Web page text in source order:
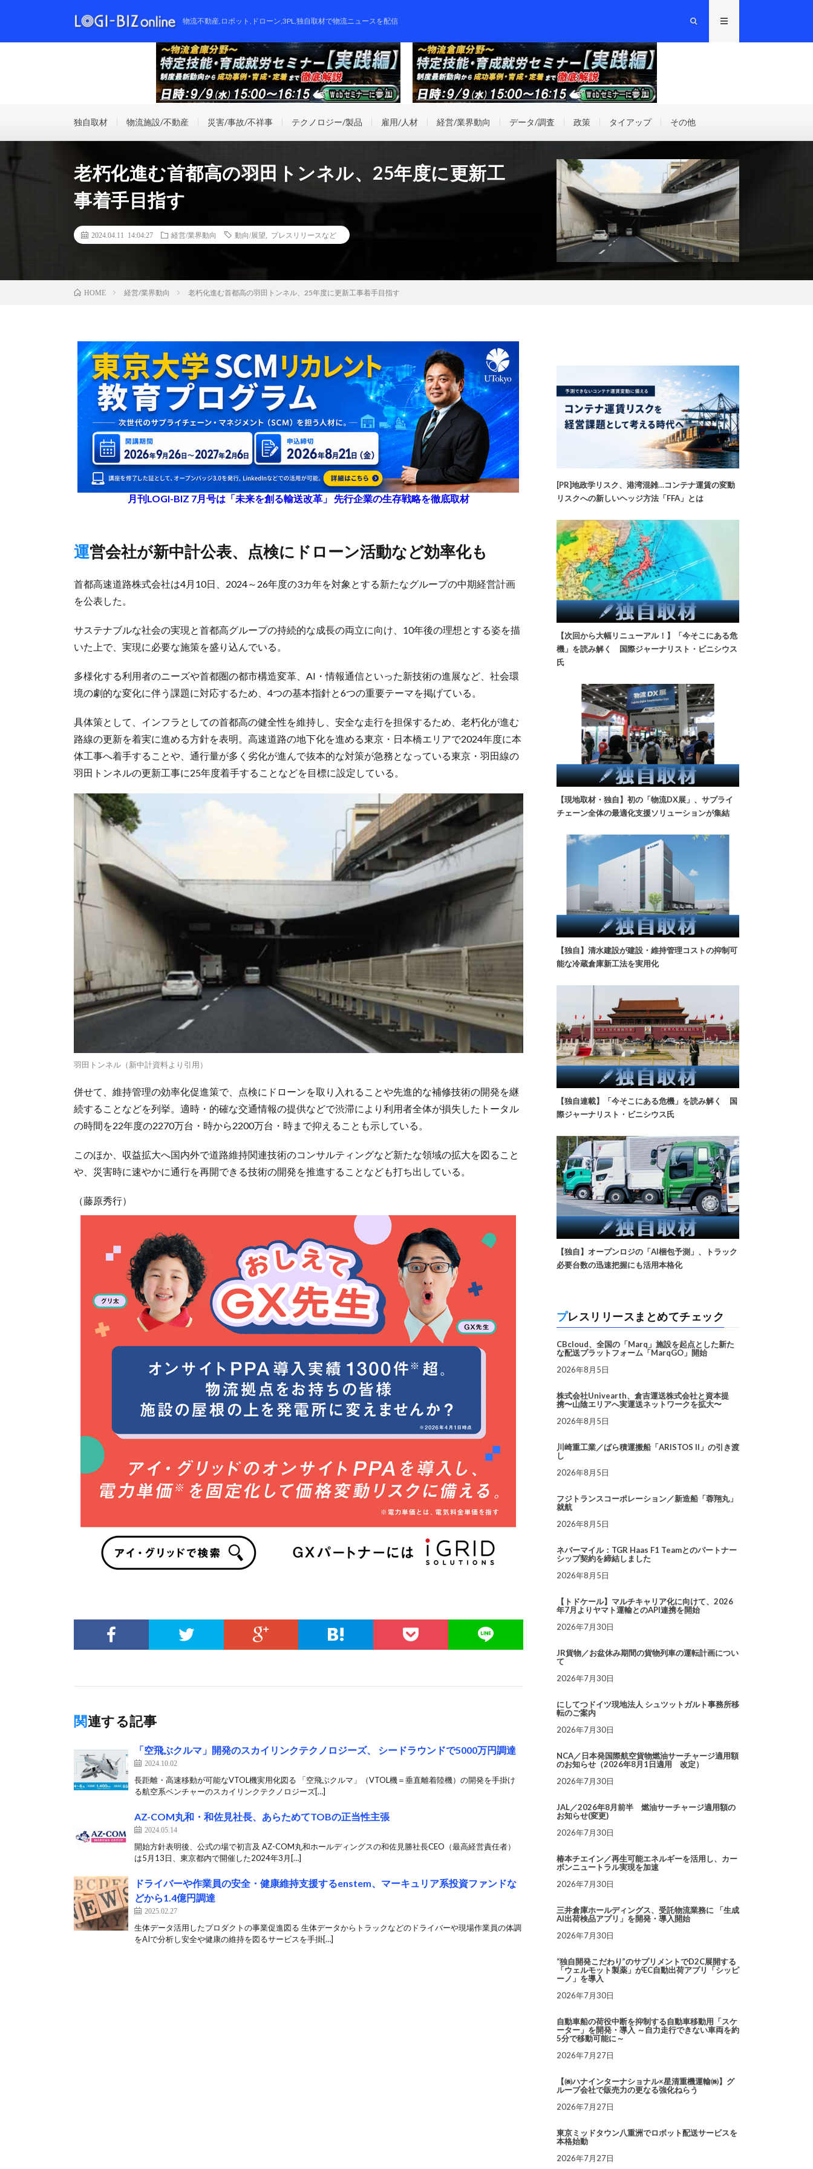
物流不動産,ロボット,ドローン,3PL,独自取材で物流ニュースを配信
独自取材 物流施設/不動産 災害/事故/不祥事 テクノロジー/製品 雇用/人材 経営/業界動向 データ/調査 政策 タイアップ その他
老朽化進む首都高の羽田トンネル、25年度に更新工
事着手目指す
2024.04.11 14:04:27 経営/業界動向 動向/展望 プレスリリースなど
HOME 経営/業界動向 老朽化進む首都高の羽田トンネル、25年度に更新工事着手目指す
月刊LOGI-BIZ 7月号は「未来を創る輸送改革」 先行企業の生存戦略を徹底取材
運営会社が新中計公表、点検にドローン活動など効率化も
首都高速道路株式会社は4月10日、2024～26年度の3カ年を対象とする新たなグループの中期経営計画
を公表した。
サステナブルな社会の実現と首都高グループの持続的な成長の両立に向け、10年後の理想とする姿を描
いた上で、実現に必要な施策を盛り込んでいる。
多様化する利用者のニーズや首都圏の都市構造変革、AI・情報通信といった新技術の進展など、社会環
境の劇的な変化に伴う課題に対応するため、4つの基本指針と6つの重要テーマを掲げている。
具体策として、インフラとしての首都高の健全性を維持し、安全な走行を担保するため、老朽化が進む
路線の更新を着実に進める方針を表明。高速道路の地下化を進める東京・日本橋エリアで2024年度に本
体工事へ着手することや、通行量が多く劣化が進んで抜本的な対策が急務となっている東京・羽田線の
羽田トンネルの更新工事に25年度着手することなどを目標に設定している。
羽田トンネル（新中計資料より引用）
併せて、維持管理の効率化促進策で、点検にドローンを取り入れることや先進的な補修技術の開発を継
続することなどを列挙。適時・的確な交通情報の提供などで渋滞により利用者全体が損失したトータル
の時間を22年度の2270万台・時から2200万台・時まで抑えることも示している。
このほか、収益拡大へ国内外で道路維持関連技術のコンサルティングなど新たな領域の拡大を図ること
や、災害時に速やかに通行を再開できる技術の開発を推進することなども打ち出している。
（藤原秀行）
関連する記事
「空飛ぶクルマ」開発のスカイリンクテクノロジーズ、 シードラウンドで5000万円調達
2024.10.02
長距離・高速移動が可能なVTOL機実用化図る 「空飛ぶクルマ」（VTOL機＝垂直離着陸機）の開発を手掛け
る航空系ベンチャーのスカイリンクテクノロジーズ[…]
AZ-COM丸和・和佐見社長、あらためてTOBの正当性主張
2024.05.14
開始方針表明後、公式の場で初言及 AZ-COM丸和ホールディングスの和佐見勝社長CEO（最高経営責任者）
は5月13日、東京都内で開催した2024年3月[…]
ドライバーや作業員の安全・健康維持支援するenstem、マーキュリア系投資ファンドな
どから1.4億円調達
2025.02.27
生体データ活用したプロダクトの事業促進図る 生体データからトラックなどのドライバーや現場作業員の体調
をAIで分析し安全や健康の維持を図るサービスを手掛[…]
[PR]地政学リスク、港湾混雑…コンテナ運賃の変動
リスクへの新しいヘッジ方法「FFA」とは
【次回から大幅リニューアル！】「今そこにある危
機」を読み解く 国際ジャーナリスト・ビニシウス
氏
【現地取材・独自】初の「物流DX展」、サプライ
チェーン全体の最適化支援ソリューションが集結
【独自】清水建設が建設・維持管理コストの抑制可
能な冷蔵倉庫新工法を実用化
【独自連載】「今そこにある危機」を読み解く 国
際ジャーナリスト・ビニシウス氏
【独自】オープンロジの「AI梱包予測」、トラック
必要台数の迅速把握にも活用本格化
プレスリリースまとめてチェック
CBcloud、全国の「Marq」施設を起点とした新た
な配送プラットフォーム「MarqGO」開始
2026年8月5日
株式会社Univearth、倉吉運送株式会社と資本提
携〜山陰エリアへ実運送ネットワークを拡大〜
2026年8月5日
川崎重工業／ばら積運搬船「ARISTOS II」の引き渡
し
2026年8月5日
フジトランスコーポレーション／新造船「蓉翔丸」
就航
2026年8月5日
ネバーマイル：TGR Haas F1 Teamとのパートナー
シップ契約を締結しました
2026年8月5日
【トドケール】マルチキャリア化に向けて、2026
年7月よりヤマト運輸とのAPI連携を開始
2026年7月30日
JR貨物／お盆休み期間の貨物列車の運転計画につい
て
2026年7月30日
にしてつドイツ現地法人 シュツットガルト事務所移
転のご案内
2026年7月30日
NCA／日本発国際航空貨物燃油サーチャージ適用額
のお知らせ（2026年8月1日適用 改定）
2026年7月30日
JAL／2026年8月前半 燃油サーチャージ適用額の
お知らせ(変更)
2026年7月30日
椿本チエイン／再生可能エネルギーを活用し、カー
ボンニュートラル実現を加速
2026年7月30日
三井倉庫ホールディングス、受託物流業務に 「生成
AI出荷検品アプリ」を開発・導入開始
2026年7月30日
“独自開発こだわり”のサプリメントでD2C展開する
「ウェルモット製薬」がEC自動出荷アプリ「シッピ
ーノ」を導入
2026年7月30日
自動車船の荷役中断を抑制する自動車移動用「スケ
ーター」を開発・導入 ～自力走行できない車両を約
5分で移動可能に～
2026年7月27日
【㈱ハナインターナショナル×星清重機運輸㈱】グ
ループ会社で販売力の更なる強化ねらう
2026年7月27日
東京ミッドタウン八重洲でロボット配送サービスを
本格始動
2026年7月27日